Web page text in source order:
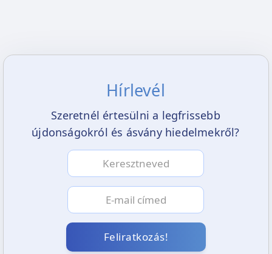
Hírlevél
Szeretnél értesülni a legfrissebb
újdonságokról és ásvány hiedelmekről?
Feliratkozás!